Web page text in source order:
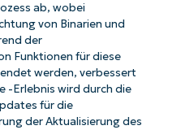
ab, wobei
von Binarien und
der
Funktionen für diese
werden, verbessert
-Erlebnis wird durch die
für die
der Aktualisierung des